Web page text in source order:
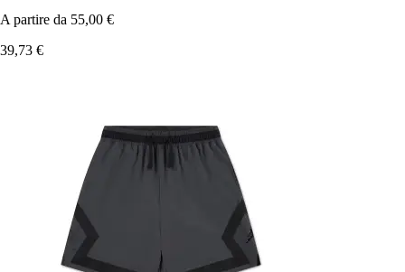
A partire da 55,00 €
39,73 €